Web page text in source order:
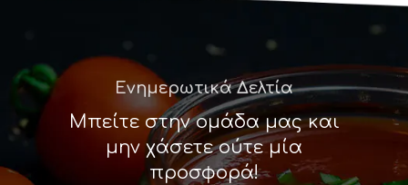
Ενημερωτικά Δελτία
Μπείτε στην ομάδα μας και
μην χάσετε ούτε μία
προσφορά!